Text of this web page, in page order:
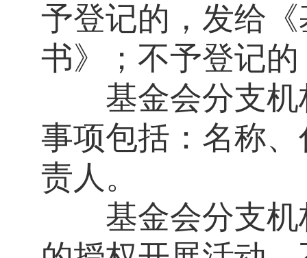
予登记的，发给
书》；不予登记
基金会分支机
事项包括：名称
责人。
基金会分支机